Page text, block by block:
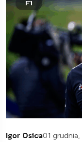
F1
Igor Osica01